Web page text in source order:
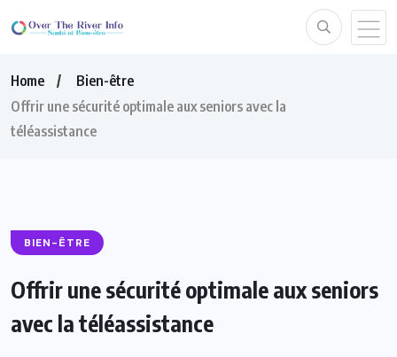
Home
Bien-être
Offrir une sécurité optimale aux seniors avec la
téléassistance
BIEN-ÊTRE
Offrir une sécurité optimale aux seniors
avec la téléassistance